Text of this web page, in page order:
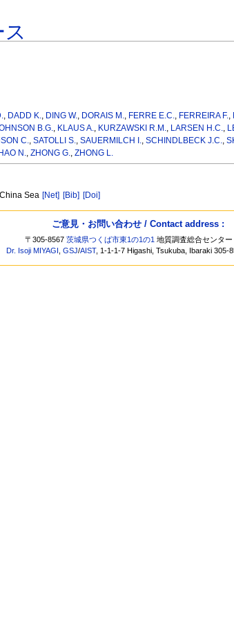
, DADD K., DING W., DORAIS M., FERRE E.C., FERREIRA F.,
B.G., KLAUS A., KURZAWSKI R.M., LARSEN H.C.,
C., SATOLLI S., SAUERMILCH I., SCHINDLBECK J.C.,
N., ZHONG G., ZHONG L.
Sea [Net] [Bib] [Doi]
ご意見・お問い合わせ / Contact address :
〒305-8567茨城県つくば市東1の1の1 地質調査総合センタ
Dr. Isoji MIYAGI ,GSJ/AIST, 1-1-1-7 Higashi, Tsukuba, Ibaraki 305-